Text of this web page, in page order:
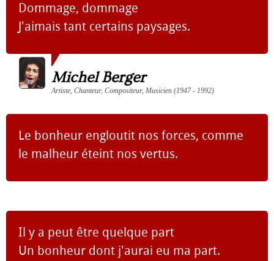
Dommage, dommage
J'aimais tant certains paysages.
Michel Berger
Artiste, Chanteur, Compositeur, Musicien (1947 - 1992)
Le bonheur engloutit nos forces, comme
le malheur éteint nos vertus.
Il y a peut être quelque part
Un bonheur dont j'aurai eu ma part.